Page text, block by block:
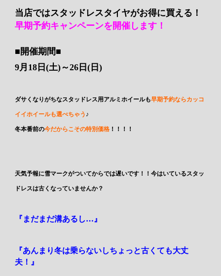
当店ではスタッドレスタイヤがお得に買える！
早期予約キャンペーンを開催します！
■開催期間■
9月18日(土)～26日(日)
ダサくなりがちなスタッドレス用アルミホイールも早期予約ならカッコ
イイホイールも選べちゃう ♪
冬本番前の今だからこその特別価格 ！！！！
天気予報に雪マークがついてからでは遅いです！！今はいているスタッ
ドレスは古くなっていませんか？
『まだまだ溝あるし…』
『あんまり冬は乗らないしちょっと古くても大丈
夫！』